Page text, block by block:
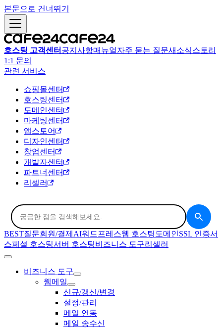
본문으로 건너뛰기
호스팅 고객센터 공지사항매뉴얼자주 묻는 질문새소식스토리
1:1 문의
관련 서비스
쇼핑몰센터
호스팅센터
도메인센터
마케팅센터
앱스토어
디자인센터
창업센터
개발자센터
파트너센터
리셀러
BEST질문회원/결제 AI워드프레스웹 호스팅 도메인SSL 인증서
스페셜 호스팅서버 호스팅비즈니스 도구리셀러
비즈니스 도구
웹메일
신규/갱신/변경
설정/관리
메일 연동
메일 송수신